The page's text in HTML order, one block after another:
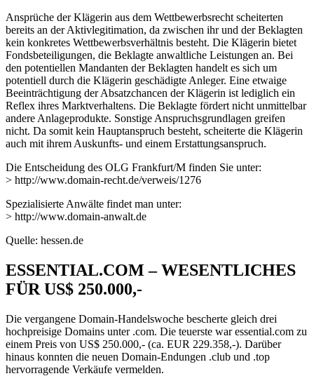
Ansprüche der Klägerin aus dem Wettbewerbsrecht scheiterten
bereits an der Aktivlegitimation, da zwischen ihr und der Beklagten
kein konkretes Wettbewerbsverhältnis besteht. Die Klägerin bietet
Fondsbeteiligungen, die Beklagte anwaltliche Leistungen an. Bei
den potentiellen Mandanten der Beklagten handelt es sich um
potentiell durch die Klägerin geschädigte Anleger. Eine etwaige
Beeinträchtigung der Absatzchancen der Klägerin ist lediglich ein
Reflex ihres Marktverhaltens. Die Beklagte fördert nicht unmittelbar
andere Anlageprodukte. Sonstige Anspruchsgrundlagen greifen
nicht. Da somit kein Hauptanspruch besteht, scheiterte die Klägerin
auch mit ihrem Auskunfts- und einem Erstattungsanspruch.
Die Entscheidung des OLG Frankfurt/M finden Sie unter:
> http://www.domain-recht.de/verweis/1276
Spezialisierte Anwälte findet man unter:
> http://www.domain-anwalt.de
Quelle: hessen.de
ESSENTIAL.COM – WESENTLICHES
FÜR US$ 250.000,-
Die vergangene Domain-Handelswoche bescherte gleich drei
hochpreisige Domains unter .com. Die teuerste war essential.com zu
einem Preis von US$ 250.000,- (ca. EUR 229.358,-). Darüber
hinaus konnten die neuen Domain-Endungen .club und .top
hervorragende Verkäufe vermelden.